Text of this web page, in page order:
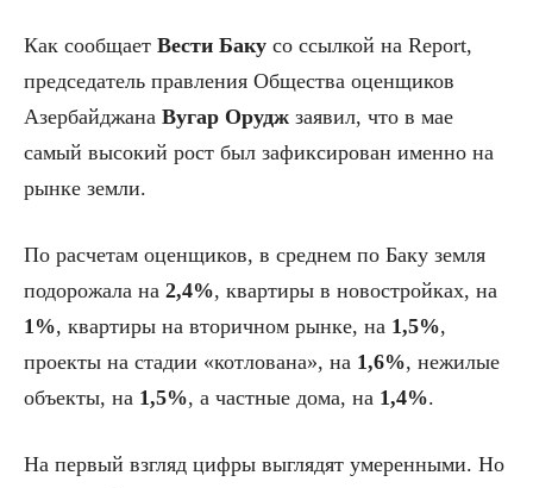
Как сообщает Вести Баку со ссылкой на Report,
председатель правления Общества оценщиков
Азербайджана Вугар Орудж заявил, что в мае
самый высокий рост был зафиксирован именно на
рынке земли.
По расчетам оценщиков, в среднем по Баку земля
подорожала на 2,4%, квартиры в новостройках, на
1%, квартиры на вторичном рынке, на 1,5%,
проекты на стадии «котлована», на 1,6%, нежилые
объекты, на 1,5%, а частные дома, на 1,4%.
На первый взгляд цифры выглядят умеренными. Но